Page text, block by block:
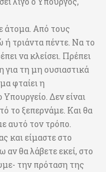
άτομα. Από τους
ή τριάντα πέντε. Να το
να κλείσει. Πρέπει
για τη μη ουσιαστικά
φταίει η
Υπουργείο. Δεν είναι
το ξεπερνάμε. Και θα
αυτό τον τρόπο.
και είμαστε στο
θα λάβετε εκεί, στο
την πρόταση της